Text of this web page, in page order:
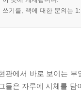
쓰기를, 책에 대한 문의는
관에서 바로 보이는
들은 자루에 시체를